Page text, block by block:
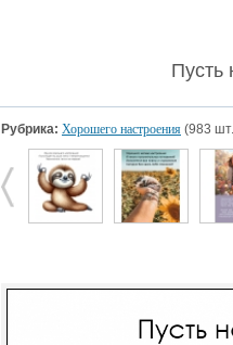
Пусть
Рубрика: Хорошего настроения (983